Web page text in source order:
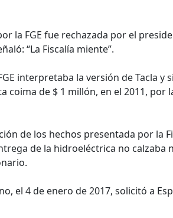
la FGE fue rechazada por el
“La Fiscalía miente”.
interpretaba la versión de Tacla y
coima de $ 1 millón, en el 2011, por
de los hechos presentada por la
de la hidroeléctrica no calzaba
el 4 de enero de 2017, solicitó a